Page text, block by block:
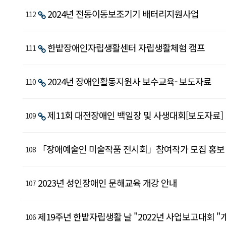
회
첨
파
확
할
있
습
다.
112 2024년 전동이동보조기기 배터리지원사업
111 한밭장애인자립생활센터 자립생활체험 캠프
110 2024년 장애인활동지원사 보수교육- 보도자료
109 제11회 대전장애인 백일장 및 사생대회[보도자료]
108 「장애예술인 미술작품 전시회」참여작가 모집 홍보
107 2023년 성인장애인 문해교육 개강 안내
106 제19주년 한밭자립생활 날 "2022년 사업보고대회 "